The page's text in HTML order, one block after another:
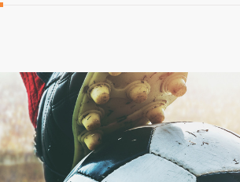
Aquiles Giovelli
Vamos
Redação
Antes de